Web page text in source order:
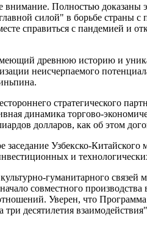
Полностью
силой" в борьбе страны
справиться с пандемией и
древнюю историю и
неисчерпаемого
стратегического
динамика торгово-
долларов, как об этом
Узбекско-
и
гуманитарного
совместного
Уверен, что
десятилетия